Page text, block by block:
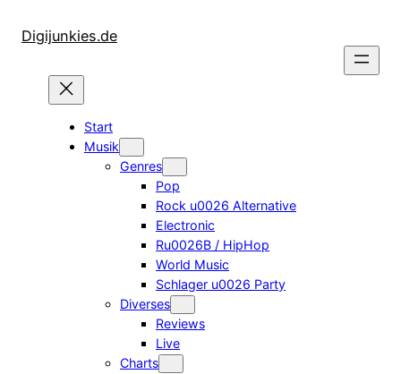
InhaltDigijunkies.de
Start
Musik
Genres
Pop
Rock u0026 Alternative
Electronic
Ru0026B / HipHop
World Music
Schlager u0026 Party
Diverses
Reviews
Live
Charts